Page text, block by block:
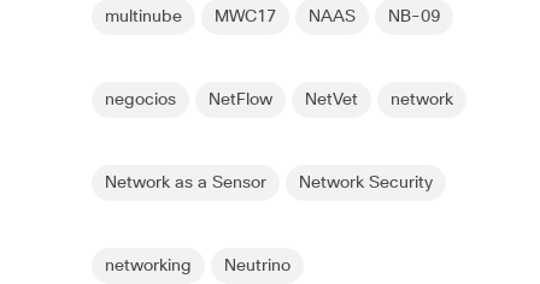
multinube MWC17 NAAS NB-09
negocios NetFlow NetVet network
Network as a Sensor Network Security
networking Neutrino